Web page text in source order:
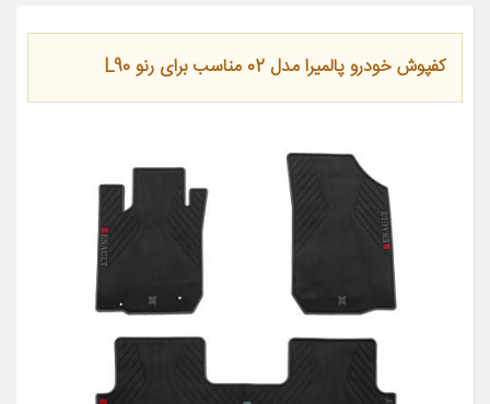
کفپوش خودرو پالمیرا مدل 02 مناسب برای رنو L90